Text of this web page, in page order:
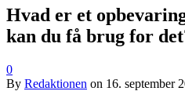
Hvad er et
kan du få brug for
0
By Redaktionen on 16. september